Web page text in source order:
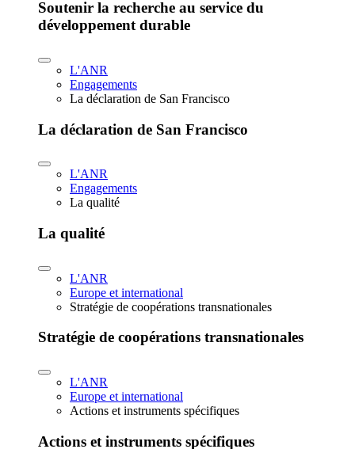
Soutenir la recherche au service du
développement durable
L'ANR
Engagements
La déclaration de San Francisco
La déclaration de San Francisco
L'ANR
Engagements
La qualité
La qualité
L'ANR
Europe et international
Stratégie de coopérations transnationales
Stratégie de coopérations transnationales
L'ANR
Europe et international
Actions et instruments spécifiques
Actions et instruments spécifiques